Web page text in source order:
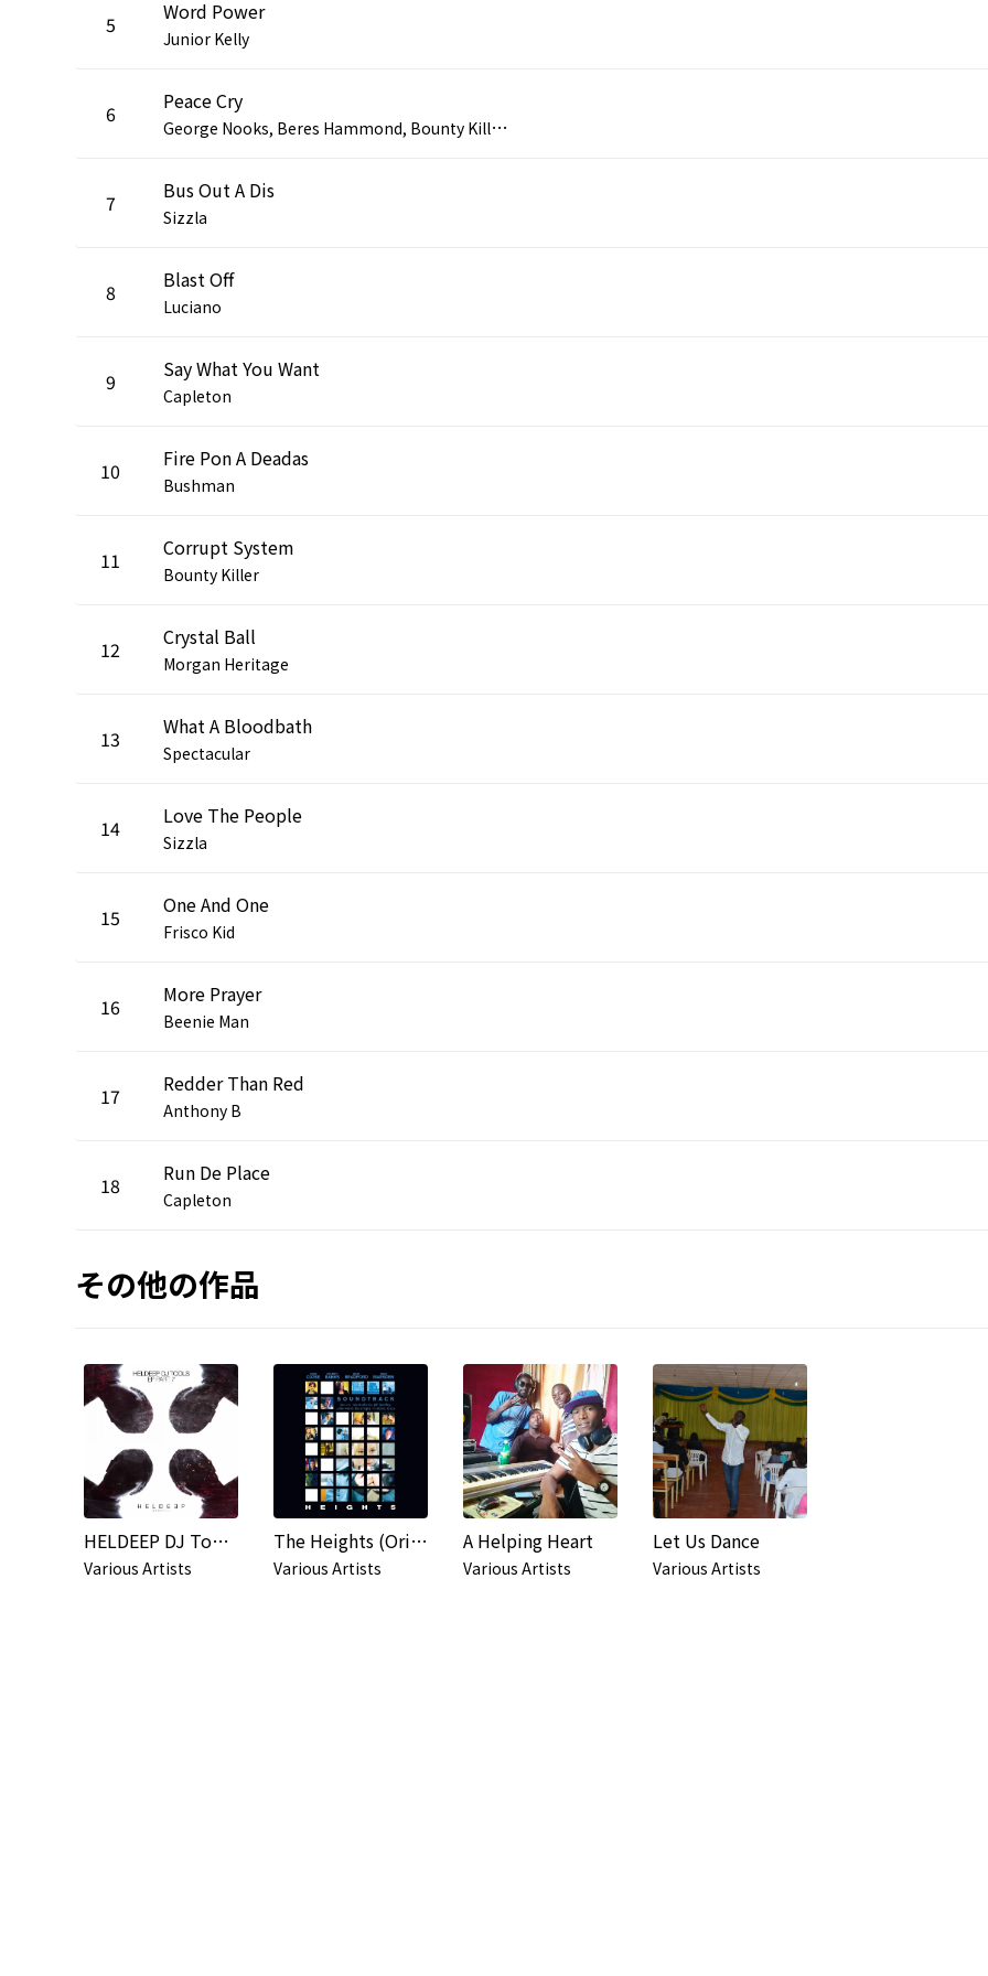
5 Word Power
Junior Kelly
6
Peace Cry
G
eorge Nooks, Beres Hammond, Bounty Killer, Junior Kelly, Richie Stephens, Morgan Heritage, Tony Rebel, Nitty Kutchie
7 Bus Out A Dis
Sizzla
8 Blast Off
Luciano
9 Say What You Want
Capleton
10 Fire Pon A Deadas
Bushman
11 Corrupt System
Bounty Killer
12 Crystal Ball
Morgan Heritage
13 What A Bloodbath
Spectacular
14 Love The People
Sizzla
15 One And One
Frisco Kid
16 More Prayer
Beenie Man
17 Redder Than Red
Anthony B
18 Run De Place
Capleton
その他の作品
HELDEEP DJ Tools, Pt. 7 - EP
Various Artists
The Heights (Original Soundtrack)
Various Artists
A Helping Heart
Various Artists
Let Us Dance
Various Artists